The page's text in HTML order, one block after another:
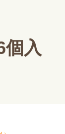
個入